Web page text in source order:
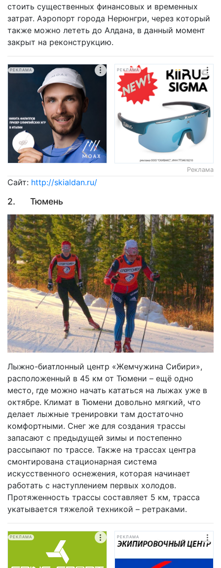
стоить существенных финансовых и временных
затрат. Аэропорт города Нерюнгри, через который
также можно лететь до Алдана, в данный момент
закрыт на реконструкцию.
РЕКЛАМА РЕКЛАМА
Реклама
Сайт: http://skialdan.ru/
2. Тюмень
Лыжно-биатлонный центр «Жемчужина Сибири»,
расположенный в 45 км от Тюмени – ещё одно
место, где можно начать кататься на лыжах уже в
октябре. Климат в Тюмени довольно мягкий, что
делает лыжные тренировки там достаточно
комфортными. Снег же для создания трассы
запасают с предыдущей зимы и постепенно
рассыпают по трассе. Также на трассах центра
смонтирована стационарная система
искусственного оснежения, которая начинает
работать с наступлением первых холодов.
Протяженность трассы составляет 5 км, трасса
укатывается тяжелой техникой – ретраками.
РЕКЛАМА РЕКЛАМА